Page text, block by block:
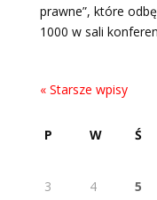
prawne”, które
1000 w sali
« Starsze wpisy
P W Ś
3
4 5